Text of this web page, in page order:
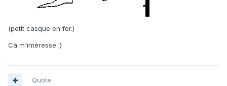
(petit casque en fer.)
Cà m'intéresse :)
Quote